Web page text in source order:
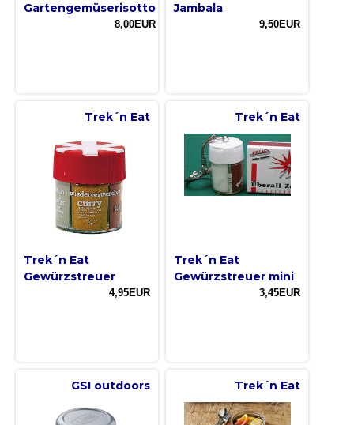
Gartengemüserisotto
8,00EUR
Jambala
9,50EUR
Trek´n Eat
Trek´n Eat
Gewürzstreuer
4,95EUR
Trek´n Eat
Trek´n Eat
Gewürzstreuer mini
3,45EUR
GSI outdoors Trek´n Eat